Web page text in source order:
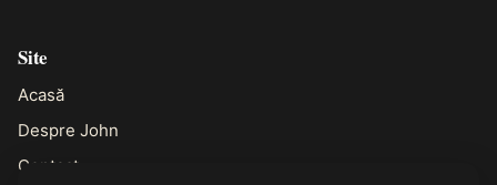
Site
Acasă
Despre John
Contact